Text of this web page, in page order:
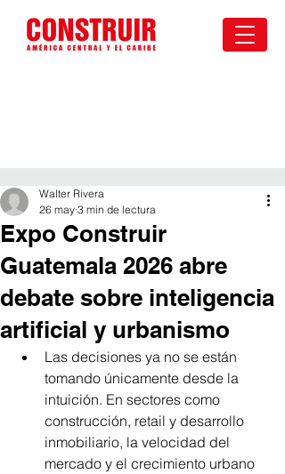
Expo Construir
Guatemala 2026 abre
debate sobre inteligencia
artificial y urbanismo
Walter Rivera
26 may 3 min de lectura
Las decisiones ya no se están
tomando únicamente desde la
intuición. En sectores como
construcción, retail y desarrollo
inmobiliario, la velocidad del
mercado y el crecimiento urbano